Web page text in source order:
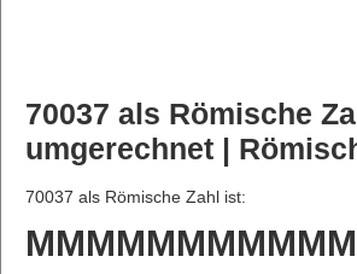
70037 als Römische
umgerechnet |
70037 als Römische Zahl ist: